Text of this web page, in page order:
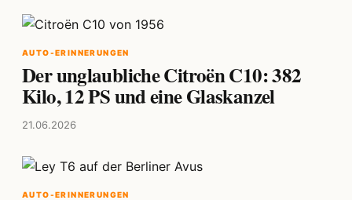
AUTO-ERINNERUNGEN
Der unglaubliche Citroën C10: 382
Kilo, 12 PS und eine Glaskanzel
21.06.2026
AUTO-ERINNERUNGEN